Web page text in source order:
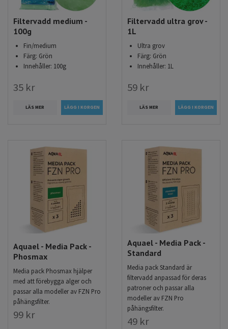
Filtervadd medium -
100g
Fin/medium
Färg: Grön
Innehåller: 100g
35 kr
LÄS MER
Filtervadd ultra grov -
1L
Ultra grov
Färg: Grön
Innehåller: 1L
59 kr
LÄS MER
Aquael - Media Pack -
Phosmax
Media pack Phosmax hjälper
med att förebygga alger och
passar alla modeller av FZN Pro
påhängsfilter.
99 kr
Aquael - Media Pack -
Standard
Media pack Standard är
filtervadd anpassad för deras
patroner och passar alla
modeller av FZN Pro
påhängsfilter.
49 kr